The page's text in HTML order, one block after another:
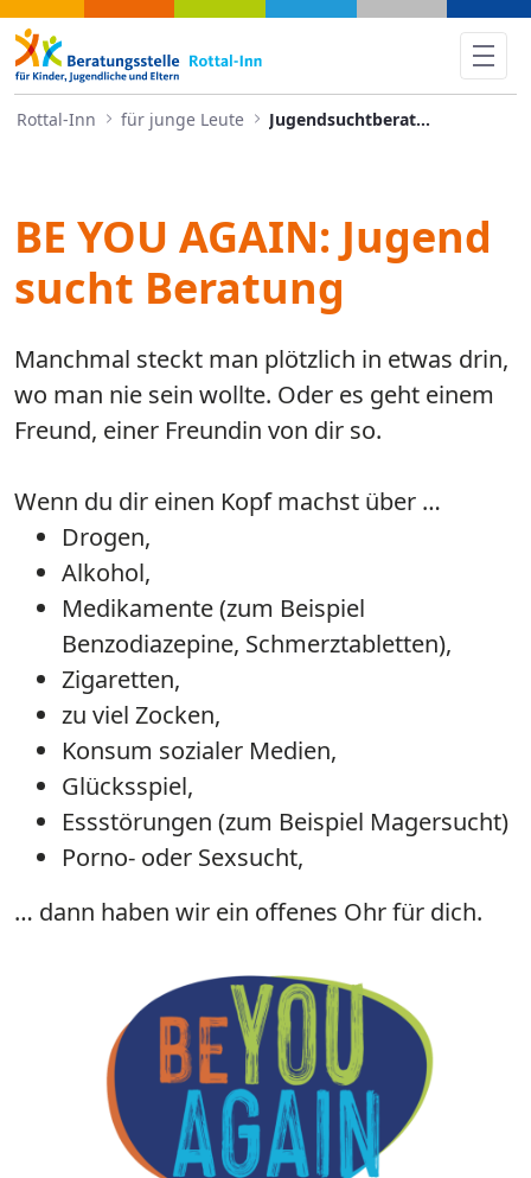
Jugendsuchtberatung -
Rottal-Inn für junge Leute Jugendsuchtberatung
BE YOU AGAIN: Jugend
sucht Beratung
Manchmal steckt man plötzlich in etwas drin,
wo man nie sein wollte. Oder es geht einem
Freund, einer Freundin von dir so.
​​​​​​​Wenn du dir einen Kopf machst über …
Drogen,
Alkohol,
Medikamente (zum Beispiel
Benzodiazepine, Schmerztabletten),
Zigaretten,
zu viel Zocken,
Konsum sozialer Medien,
Glücksspiel,
Essstörungen (zum Beispiel Magersucht)
Porno- oder Sexsucht,
… dann haben wir ein offenes Ohr für dich.